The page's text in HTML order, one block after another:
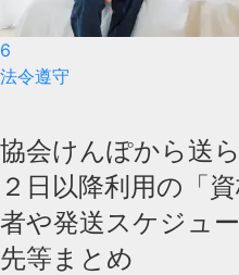
6
法令遵守
協会けんぽから送
２日以降利用の「
者や発送スケジュ
先等まとめ